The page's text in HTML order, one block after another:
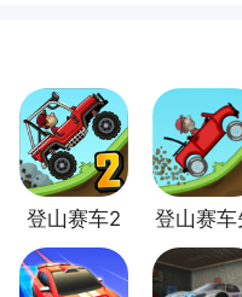
登山赛车2
官方版
登山赛车
锋服最新